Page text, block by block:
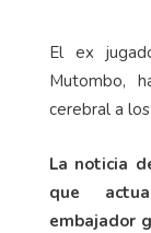
El ex
Mutombo,
cerebral a
La noticia
que
embajador